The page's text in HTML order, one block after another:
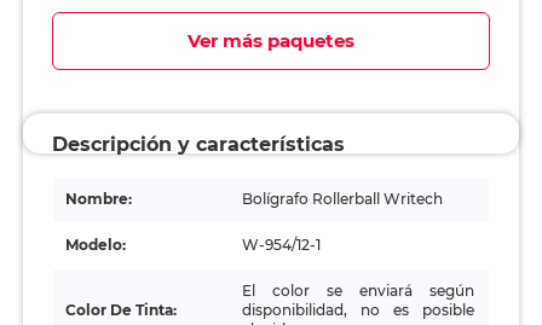
Ver más paquetes
Descripción y características
Nombre: Bolígrafo Rollerball Writech
Modelo: W-954/12-1
Color De Tinta:
El color se enviará según
disponibilidad, no es posible